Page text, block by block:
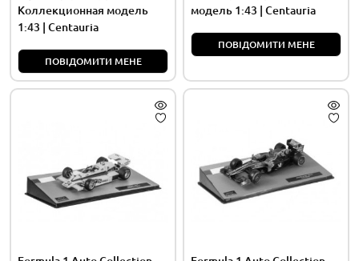
Коллекционная модель
1:43 | Centauria
ПОВІДОМИТИ МЕНЕ
модель 1:43 | Centauria
ПОВІДОМИТИ МЕНЕ